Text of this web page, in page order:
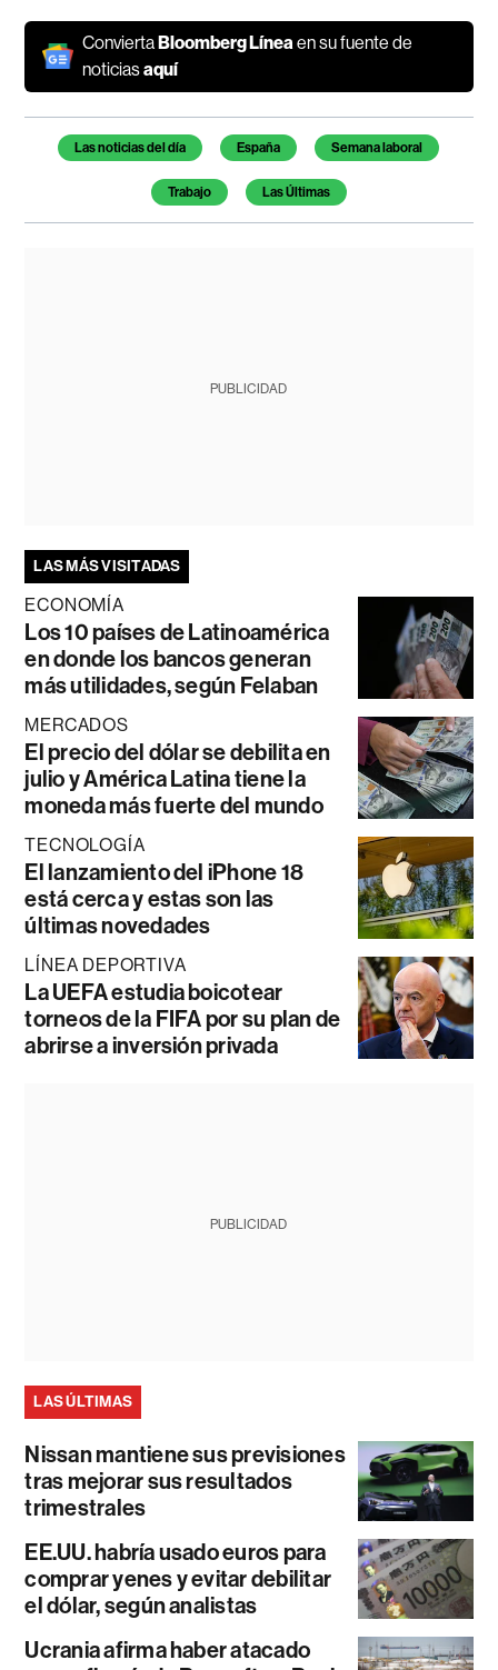
ConviertaBloomberg Línea en su fuente de
noticiasaquí
Temas de este artículo
Las noticias del día España Semana laboral
Trabajo Las Últimas
PUBLICIDAD
LAS MÁS VISITADAS
ECONOMÍA
Los 10 países de Latinoamérica
en donde los bancos generan
más utilidades, según Felaban
MERCADOS
El precio del dólar se debilita en
julio y América Latina tiene la
moneda más fuerte del mundo
TECNOLOGÍA
El lanzamiento del iPhone 18
está cerca y estas son las
últimas novedades
LÍNEA DEPORTIVA
La UEFA estudia boicotear
torneos de la FIFA por su plan de
abrirse a inversión privada
PUBLICIDAD
LAS ÚLTIMAS
Nissan mantiene sus previsiones
tras mejorar sus resultados
trimestrales
EE.UU. habría usado euros para
comprar yenes y evitar debilitar
el dólar, según analistas
Ucrania afirma haber atacado